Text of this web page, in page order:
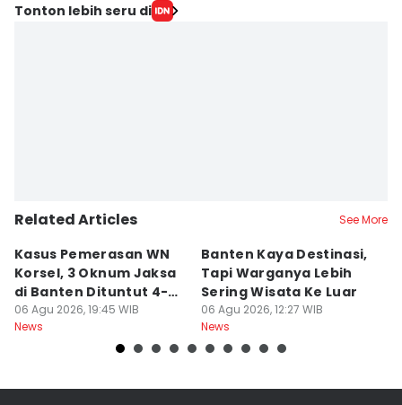
Tonton lebih seru di
Related Articles See More
Kasus Pemerasan WN
Korsel, 3 Oknum Jaksa
di Banten Dituntut 4-5
Tahun
06 Agu 2026, 19:45 WIB
News
Banten Kaya Destinasi,
Tapi Warganya Lebih
Sering Wisata Ke Luar
06 Agu 2026, 12:27 WIB
News